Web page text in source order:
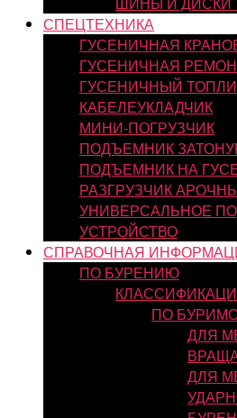
СПЕЦТЕХНИКА
ГУСЕНИЧНАЯ
ГУСЕНИЧНАЯ
ГУСЕНИЧНЫЙ
КАБЕЛЕУКЛАДЧИК
МИНИ-ПОГРУЗЧИК
ПОДЪЕМНИК
ПОДЪЕМНИК НА
РАЗГРУЗЧИК
УНИВЕРСАЛЬНОЕ
УСТРОЙСТВО
СПРАВОЧНАЯ
ПО БУРЕНИЮ
ПО
ДЛЯ
ДЛЯ